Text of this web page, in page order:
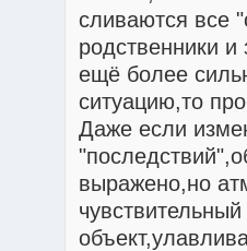
сливаются все
родственники
ещё более
ситуацию,то
Даже если
выражено,но